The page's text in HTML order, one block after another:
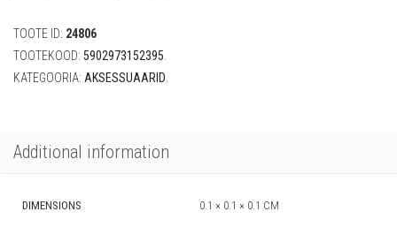
TOOTE ID: 24806
TOOTEKOOD: 5902973152395
KATEGOORIA: AKSESSUAARID
Additional information
DIMENSIONS 0.1 × 0.1 × 0.1 CM